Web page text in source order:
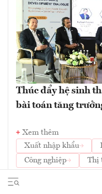
Thúc đẩy hệ sinh
bài toán tăng
Xem thêm
Xuất nhập khẩu
Công nghiệp
Thị